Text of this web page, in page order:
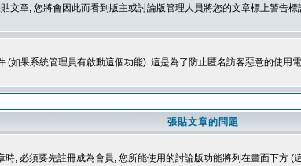
文章, 您將會因此而看到版主或討論版管理人員將您的文章標上警告標
如果系統管理員有啟動這個功能). 這是為了防止匿名訪客惡意的使用
張貼文章的問題
, 必須要先註冊成為會員, 您所能使用的討論版功能將列在畫面下方 (